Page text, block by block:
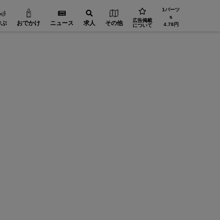
おでかけ ニュース 求人 その他
広告掲載
について
1バーツ
⇅
4.78円